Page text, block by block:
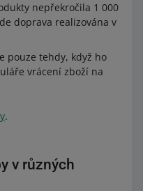
nepřekročila 1 000
doprava realizována v
pouze tehdy, když ho
vrácení zboží na
.
v různých